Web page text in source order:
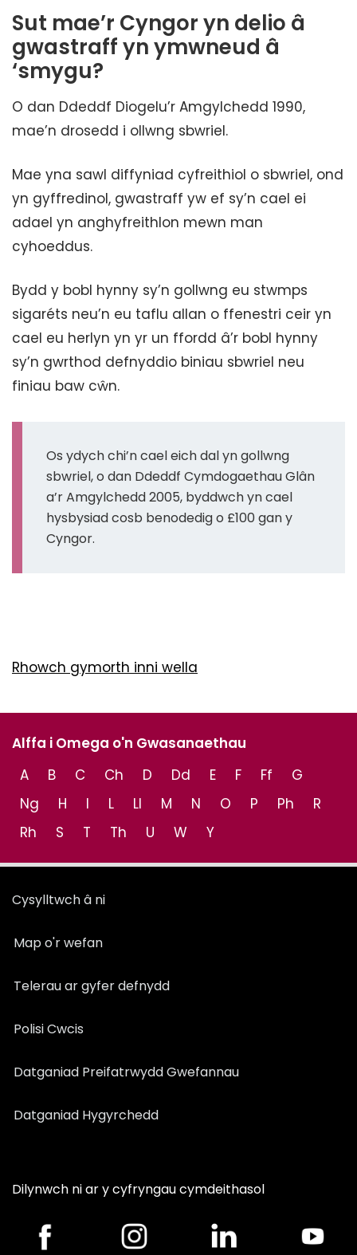
Sut mae’r Cyngor yn delio â
gwastraff yn ymwneud â
‘smygu?
O dan Ddeddf Diogelu’r Amgylchedd 1990,
mae’n drosedd i ollwng sbwriel.
Mae yna sawl diffyniad cyfreithiol o sbwriel, ond
yn gyffredinol, gwastraff yw ef sy’n cael ei
adael yn anghyfreithlon mewn man
cyhoeddus.
Bydd y bobl hynny sy’n gollwng eu stwmps
sigaréts neu’n eu taflu allan o ffenestri ceir yn
cael eu herlyn yn yr un ffordd â’r bobl hynny
sy’n gwrthod defnyddio biniau sbwriel neu
finiau baw cŵn.
Os ydych chi’n cael eich dal yn gollwng
sbwriel, o dan Ddeddf Cymdogaethau Glân
a’r Amgylchedd 2005, byddwch yn cael
hysbysiad cosb benodedig o £100 gan y
Cyngor.
Rhowch gymorth inni wella
Alffa i Omega o'n Gwasanaethau
A
B C Ch D Dd E F Ff
G
Ng
H I L Ll M N O P Ph
R
Rh
S T Th U W Y
Cysylltwch â ni
Map o'r wefan
Telerau ar gyfer defnydd
Polisi Cwcis
Datganiad Preifatrwydd Gwefannau
Datganiad Hygyrchedd
Dilynwch ni ar y cyfryngau cymdeithasol